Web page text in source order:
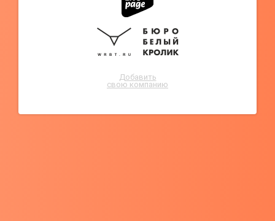
Добавить
свою компанию